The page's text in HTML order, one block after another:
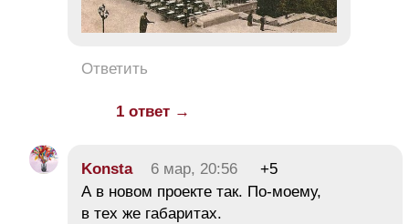
Ответить
1 ответ →
Konsta 6 мар, 20:56
+5
А в новом проекте так. По-моему,
в тех же габаритах.